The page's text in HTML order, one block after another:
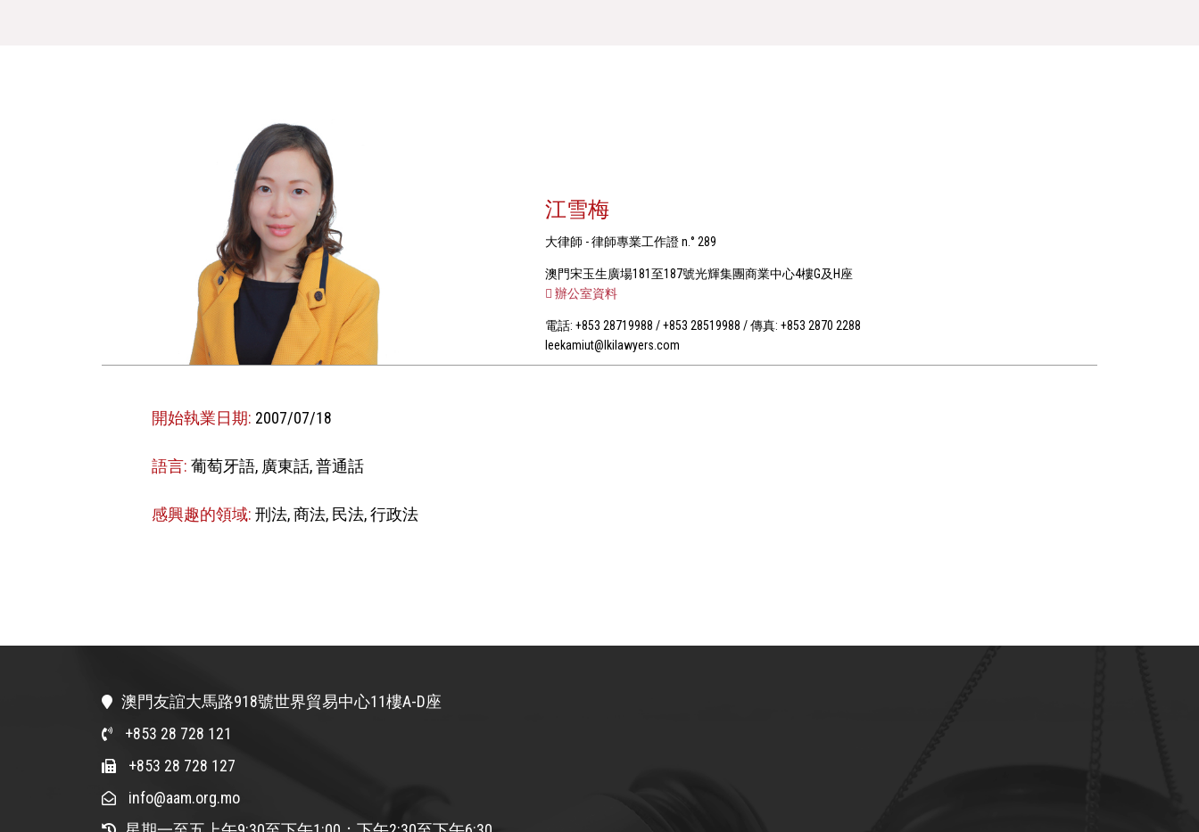
江雪梅
大律師 - 律師專業工作證 n.° 289
澳門宋玉生廣場181至187號光輝集團商業中心4樓G及H座
辦公室資料
電話: +853 28719988 / +853 28519988 / 傳真: +853 2870 2288
leekamiut@lkilawyers.com
開始執業日期: 2007/07/18
語言: 葡萄牙語, 廣東話, 普通話
感興趣的領域: 刑法, 商法, 民法, 行政法
澳門友誼大馬路918號世界貿易中心11樓A-D座
+853 28 728 121
+853 28 728 127
info@aam.org.mo